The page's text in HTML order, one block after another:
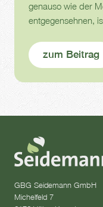
genauso wie der
entgegensehnen,
zum Beitrag
GBG Seidemann GmbH
Michelfeld 7